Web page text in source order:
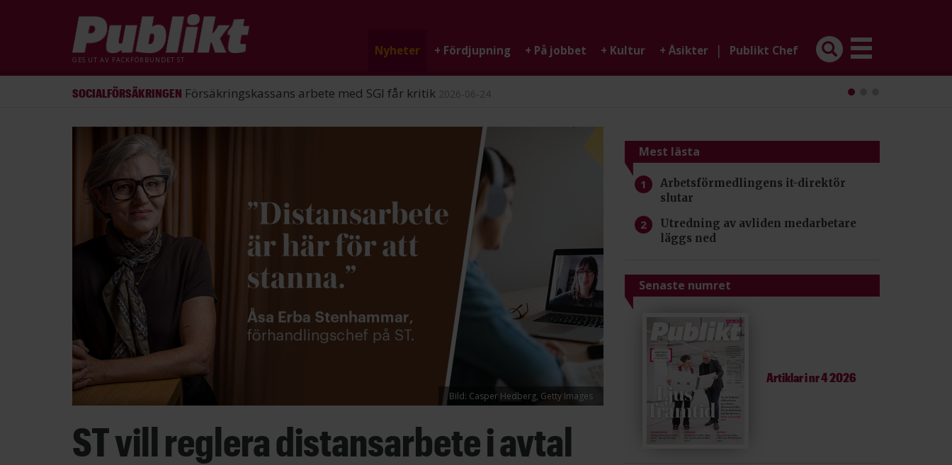
GES UT AV FACKFÖRBUNDET ST
Nyheter + Fördjupning + På jobbet + Kultur + Åsikter | Publikt Chef
ARBETSRÄTT ST förlorade mål mot Energimyndigheten 2026-06-25
Bild: Casper Hedberg, Getty Images
ST vill reglera distansarbete i avtal
Mest lästa
Arbetsförmedlingens it-direktör
slutar
Utredning av avliden medarbetare
läggs ned
Senaste numret
Artiklar inr 4 2026